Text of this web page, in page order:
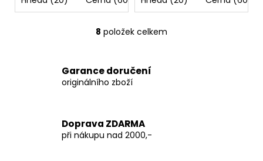
O
l
á
d
í
p
8 položek celkem
Garance doručení
originálního zboží
Doprava ZDARMA
při nákupu nad 2000,-